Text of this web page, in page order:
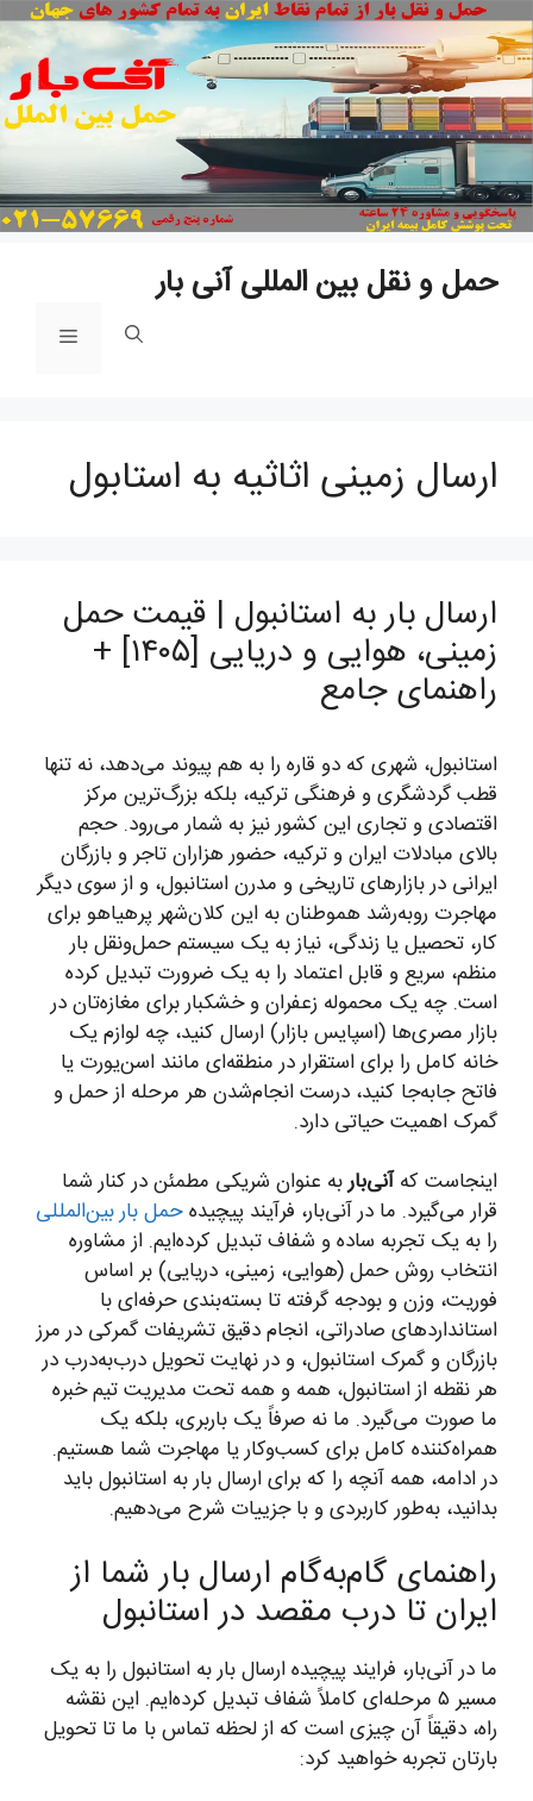
حمل و نقل بین المللی آنی بار
فهرست
ارسال زمینی اثاثیه به استابول
ارسال بار به استانبول | قیمت حمل
زمینی، هوایی و دریایی [۱۴۰۵] +
راهنمای جامع
استانبول، شهری که دو قاره را به هم پیوند می‌دهد، نه تنها
قطب گردشگری و فرهنگی ترکیه، بلکه بزرگ‌ترین مرکز
اقتصادی و تجاری این کشور نیز به شمار می‌رود. حجم
بالای مبادلات ایران و ترکیه، حضور هزاران تاجر و بازرگان
ایرانی در بازارهای تاریخی و مدرن استانبول، و از سوی دیگر
مهاجرت روبه‌رشد هموطنان به این کلان‌شهر پرهیاهو برای
کار، تحصیل یا زندگی، نیاز به یک سیستم حمل‌ونقل بار
منظم، سریع و قابل اعتماد را به یک ضرورت تبدیل کرده
است. چه یک محموله زعفران و خشکبار برای مغازه‌تان در
بازار مصری‌ها (اسپایس بازار) ارسال کنید، چه لوازم یک
خانه کامل را برای استقرار در منطقه‌ای مانند اسن‌یورت یا
فاتح جابه‌جا کنید، درست انجام‌شدن هر مرحله از حمل و
گمرک اهمیت حیاتی دارد.
اینجاست کهآنی‌باربه عنوان شریکی مطمئن در کنار شما
قرار می‌گیرد. ما در آنی‌بار، فرآیند پیچیدهحمل بار بین‌المللی
را به یک تجربه ساده و شفاف تبدیل کرده‌ایم. از مشاوره
انتخاب روش حمل (هوایی، زمینی، دریایی) بر اساس
فوریت، وزن و بودجه گرفته تا بسته‌بندی حرفه‌ای با
استانداردهای صادراتی، انجام دقیق تشریفات گمرکی در مرز
بازرگان و گمرک استانبول، و در نهایت تحویل درب‌به‌درب در
هر نقطه از استانبول، همه و همه تحت مدیریت تیم خبره
ما صورت می‌گیرد. ما نه صرفاً یک باربری، بلکه یک
همراه‌کننده کامل برای کسب‌وکار یا مهاجرت شما هستیم.
در ادامه، همه آنچه را که برای ارسال بار به استانبول باید
بدانید، به‌طور کاربردی و با جزییات شرح می‌دهیم.
راهنمای گام‌به‌گام ارسال بار شما از
ایران تا درب مقصد در استانبول
ما در آنی‌بار، فرایند پیچیده ارسال بار به استانبول را به یک
مسیر ۵ مرحله‌ای کاملاً شفاف تبدیل کرده‌ایم. این نقشه
راه، دقیقاً آن چیزی است که از لحظه تماس با ما تا تحویل
بارتان تجربه خواهید کرد: